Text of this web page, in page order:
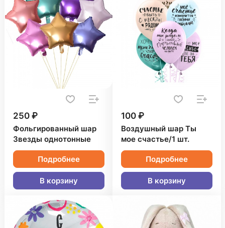
250 ₽
Фольгированный шар
Звезды однотонные
Подробнее
В корзину
100 ₽
Воздушный шар Ты
мое счастье/1 шт.
Подробнее
В корзину